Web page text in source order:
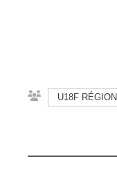
U18F RÉGION